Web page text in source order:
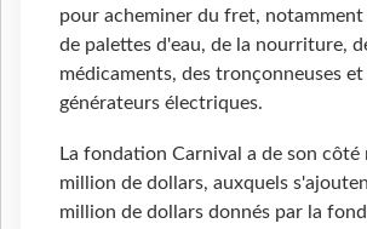
pour acheminer du fret, notamment
de palettes d'eau, de la nourriture,
médicaments, des tronçonneuses et
générateurs électriques.
La fondation Carnival a de son côté
million de dollars, auxquels
million de dollars donnés par la